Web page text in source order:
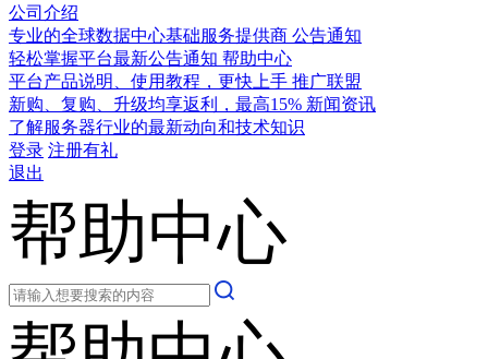
公司介绍
专业的全球数据中心基础服务提供商 公告通知
轻松掌握平台最新公告通知 帮助中心
平台产品说明、使用教程，更快上手 推广联盟
新购、复购、升级均享返利，最高15% 新闻资讯
了解服务器行业的最新动向和技术知识
登录 注册有礼
退出
帮助中心